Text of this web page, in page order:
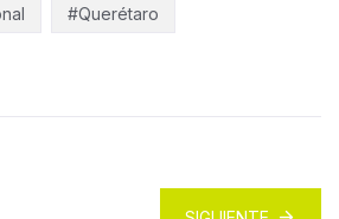
#Querétaro